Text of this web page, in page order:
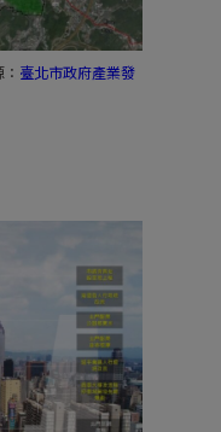
臺北市政府產業發